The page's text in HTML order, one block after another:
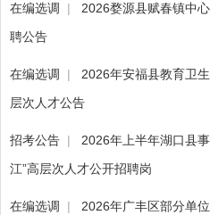
在编选调 |
2026婺源县赋春镇中
聘公告
在编选调 |
2026年安福县教育卫
层次人才公告
招考公告 |
2026年上半年湖口县
江”高层次人才公开招聘岗
在编选调 |
2026年广丰区部分单